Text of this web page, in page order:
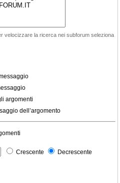
velocizzare la ricerca nei subforum seleziona
argomenti
dell’argomento
Crescente Decrescente